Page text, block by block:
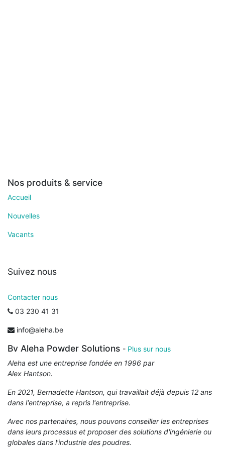
Nos produits & service
Accueil
Nouvelles
Vacants
Suivez nous
Contacter nous
03 230 41 31
info@aleha.be
Bv Aleha Powder Solutions - Plus sur nous
Aleha est une entreprise fondée en 1996 par
Alex Hantson.
En 2021, Bernadette Hantson, qui travaillait déjà depuis 12 ans
dans l'entreprise, a repris l'entreprise.
Avec nos partenaires, nous pouvons conseiller les entreprises
dans leurs processus et proposer des solutions d'ingénierie ou
globales dans l'industrie des poudres.